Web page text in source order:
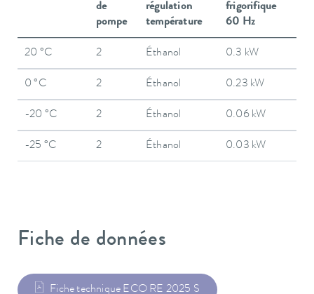
de
pompe
régulation
température
frigorifique
60 Hz
20 °C 2 Éthanol 0.3 kW
0 °C 2 Éthanol 0.23 kW
-20 °C 2 Éthanol 0.06 kW
-25 °C 2 Éthanol 0.03 kW
Fiche de données
Fiche technique ECO RE 2025 S